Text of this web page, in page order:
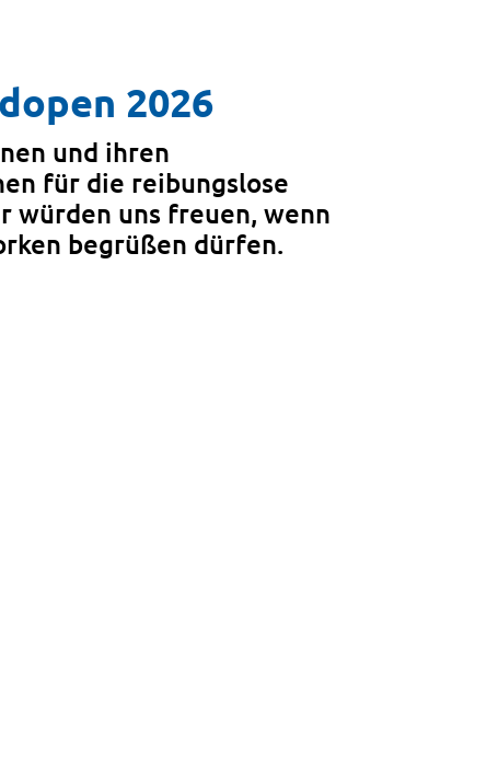
2026
und ihren
für die reibungslose
würden uns freuen, wenn
begrüßen dürfen.